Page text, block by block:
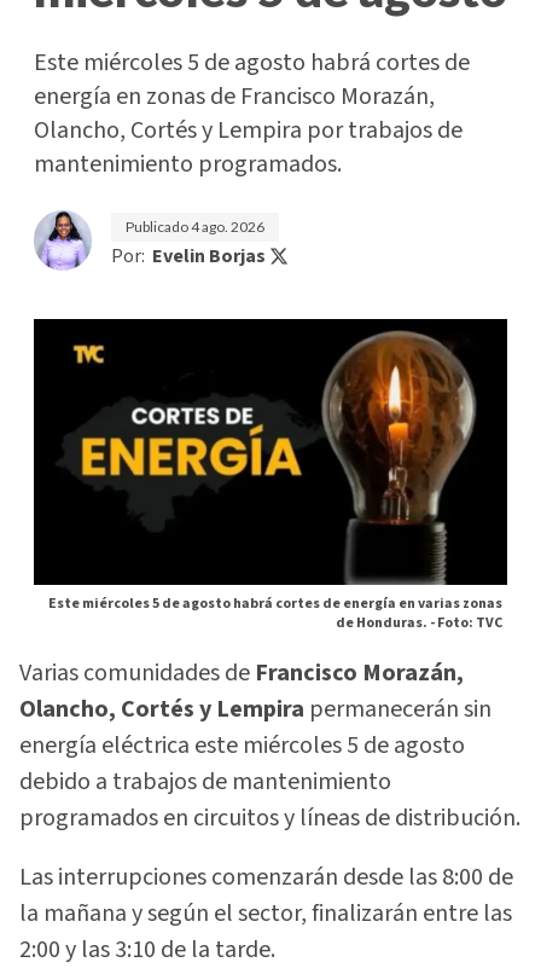
Este miércoles 5 de agosto habrá cortes de
energía en zonas de Francisco Morazán,
Olancho, Cortés y Lempira por trabajos de
mantenimiento programados.
Publicado4 ago. 2026
Por: Evelin Borjas
Este miércoles 5 de agosto habrá cortes de energía en varias zonas
de Honduras. -Foto: TVC
Varias comunidades de Francisco Morazán,
Olancho, Cortés y Lempira permanecerán sin
energía eléctrica este miércoles 5 de agosto
debido a trabajos de mantenimiento
programados en circuitos y líneas de distribución.
Las interrupciones comenzarán desde las 8:00 de
la mañana y según el sector, finalizarán entre las
2:00 y las 3:10 de la tarde.